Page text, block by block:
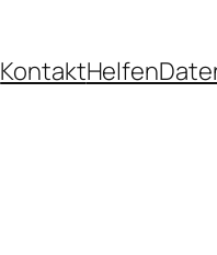
KontaktHelfen